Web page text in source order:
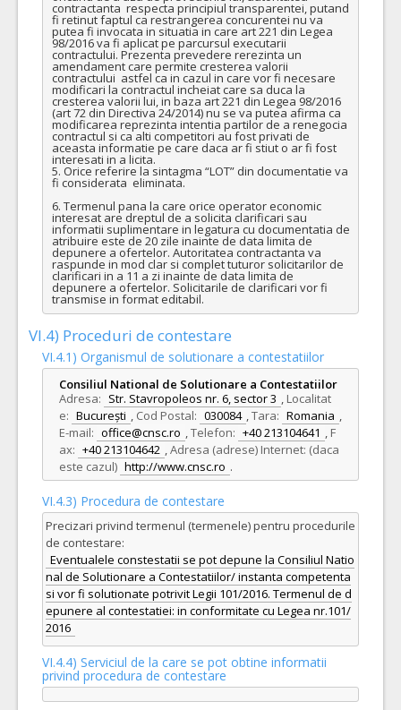
contractanta  respecta principiul transparentei, putand
fi retinut faptul ca restrangerea concurentei nu va
putea fi invocata in situatia in care art 221 din Legea
98/2016 va fi aplicat pe parcursul executarii
contractului. Prezenta prevedere rerezinta un
amendament care permite cresterea valorii
contractului  astfel ca in cazul in care vor fi necesare
modificari la contractul incheiat care sa duca la
cresterea valorii lui, in baza art 221 din Legea 98/2016
(art 72 din Directiva 24/2014) nu se va putea afirma ca
modificarea reprezinta intentia partilor de a renegocia
contractul si ca alti competitori au fost privati de
aceasta informatie pe care daca ar fi stiut o ar fi fost
interesati in a licita.
5. Orice referire la sintagma “LOT” din documentatie va
fi considerata  eliminata.
6. Termenul pana la care orice operator economic
interesat are dreptul de a solicita clarificari sau
informatii suplimentare in legatura cu documentatia de
atribuire este de 20 zile inainte de data limita de
depunere a ofertelor. Autoritatea contractanta va
raspunde in mod clar si complet tuturor solicitarilor de
clarificari in a 11 a zi inainte de data limita de
depunere a ofertelor. Solicitarile de clarificari vor fi
transmise in format editabil.
VI.4) Proceduri de contestare
VI.4.1) Organismul de solutionare a contestatiilor
Consiliul National de Solutionare a Contestatiilor
Adresa: Str. Stavropoleos nr. 6, sector 3 , Localitat
e: București , Cod Postal: 030084 ,Tara: Romania ,
E-mail: office@cnsc.ro ,Telefon: +40 213104641 , F
ax: +40 213104642 ,Adresa (adrese) Internet: (daca
este cazul) http://www.cnsc.ro .
VI.4.3) Procedura de contestare
Precizari privind termenul (termenele) pentru procedurile
de contestare:
Eventualele constestatii se pot depune la Consiliul Natio
nal de Solutionare a Contestatiilor/ instanta competenta
si vor fi solutionate potrivit Legii 101/2016. Termenul de d
epunere al contestatiei: in conformitate cu Legea nr.101/
2016
VI.4.4) Serviciul de la care se pot obtine informatii
privind procedura de contestare